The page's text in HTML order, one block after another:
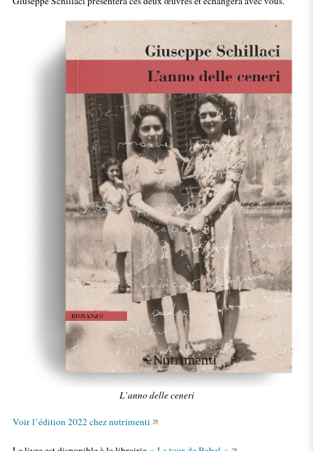
L’anno delle ceneri
Voir l’édition 2022 chez nutrimenti